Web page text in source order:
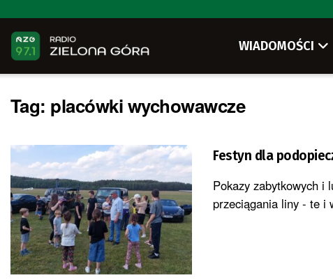
WIADOMOŚCI
Tag: placówki wychowawcze
Festyn dla
Pokazy zabytkowych i
przeciągania liny - te i